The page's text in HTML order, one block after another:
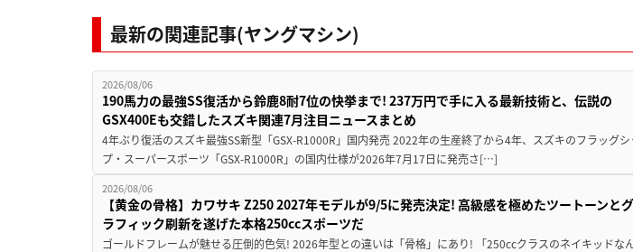
最新の関連記事(ヤングマシン)
2026/08/06
190馬力の最強SS復活から鈴鹿8耐7位の快挙まで! 237万円で手に入る最新技術と、伝説の
GSX400Eも交錯したスズキ関連7月注目ニュースまとめ
4年ぶり復活のスズキ最強SS新型「GSX-R1000R」国内発売 2022年の生産終了から4年、スズキのフラッグシ
プ・スーパースポーツ「GSX-R1000R」の国内仕様が2026年7月17日に発売さ[…]
2026/08/06
【黄金の骨格】カワサキ Z250 2027年モデルが9/5に発売決定! 高級感を極めたツートーンとグ
ラフィック刷新を遂げた本格250ccスポーツだ
ゴールドフレームが魅せる圧倒的色気! 2026年型との違いは「骨格」にあり! 「250ccクラスのネイキッドな